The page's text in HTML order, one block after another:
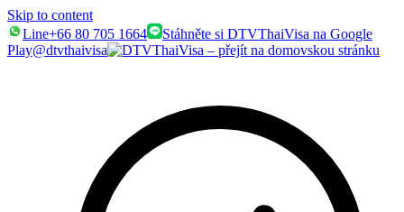
Skip to content
Line+66 80 705 1664
Stáhněte si DTVThaiVisa na Google
Play@dtvthaivisa